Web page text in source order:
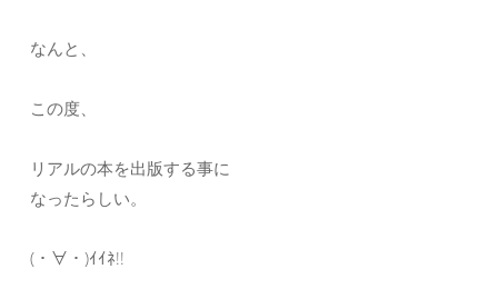
なんと、
この度、
リアルの本を出版する事に
なったらしい。
(・∀・)ｲｲﾈ!!